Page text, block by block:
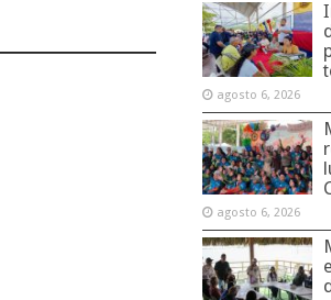
agosto 6, 2026
agosto 6, 2026